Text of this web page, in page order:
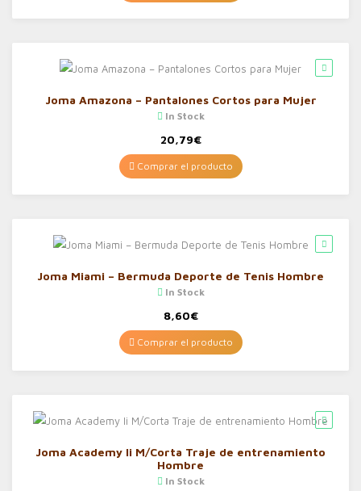
Joma Amazona – Pantalones Cortos para Mujer
In Stock
20,79€
Comprar el producto
Joma Miami – Bermuda Deporte de Tenis Hombre
In Stock
8,60€
Comprar el producto
Joma Academy Ii M/Corta Traje de entrenamiento
Hombre
In Stock